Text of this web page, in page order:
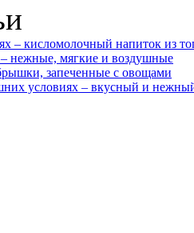
– кисломолочный напиток из
нежные, мягкие и воздушные
запеченные с овощами
условиях – вкусный и